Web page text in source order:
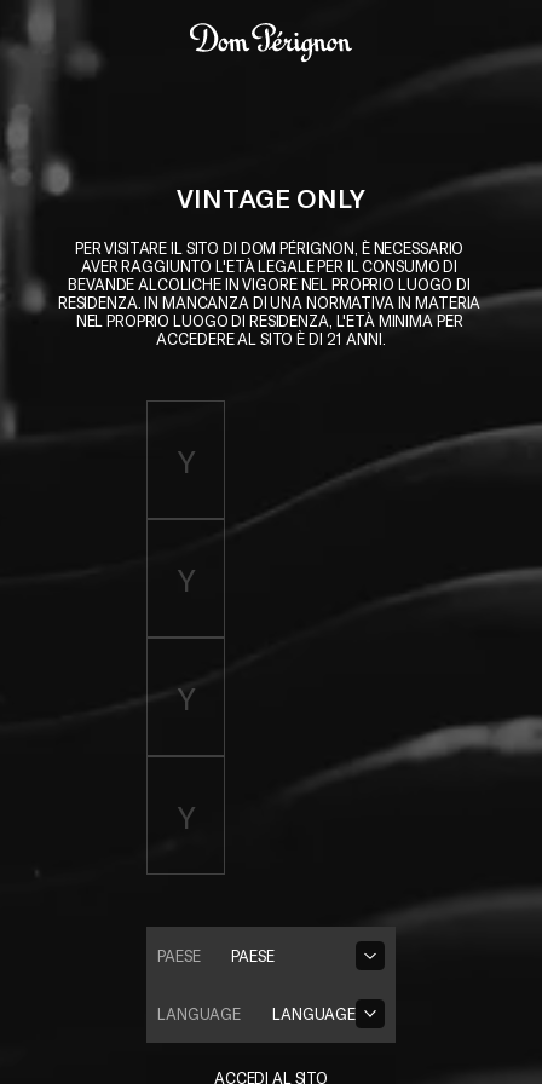
VINTAGE ONLY
PER VISITARE IL SITO DI DOM PÉRIGNON, È NECESSARIO
AVER RAGGIUNTO L'ETÀ LEGALE PER IL CONSUMO DI
BEVANDE ALCOLICHE IN VIGORE NEL PROPRIO LUOGO DI
RESIDENZA. IN MANCANZA DI UNA NORMATIVA IN MATERIA
NEL PROPRIO LUOGO DI RESIDENZA, L'ETÀ MINIMA PER
ACCEDERE AL SITO È DI 21 ANNI.
PAESE
PAESE
LANGUAGE
LANGUAGE
ACCEDI AL SITO